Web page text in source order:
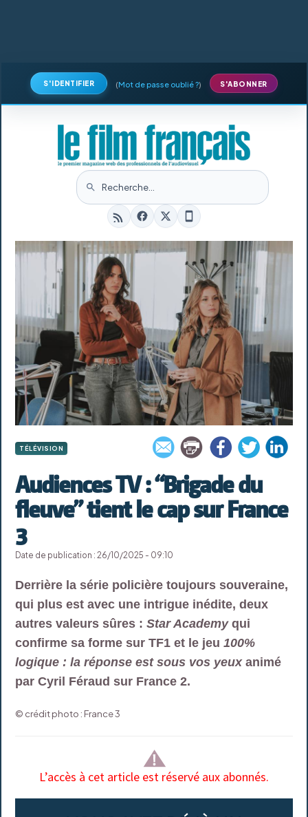
S'IDENTIFIER (Mot de passe oublié ?) S'ABONNER
TÉLÉVISION
Audiences TV : “Brigade du
fleuve” tient le cap sur France
3
Date de publication : 26/10/2025 - 09:10
Derrière la série policière toujours souveraine,
qui plus est avec une intrigue inédite, deux
autres valeurs sûres :Star Academyqui
confirme sa forme sur TF1 et le jeu100%
logique : la réponse est sous vos yeuxanimé
par Cyril Féraud sur France 2.
© crédit photo : France 3
L’accès à cet article est réservé aux abonnés.